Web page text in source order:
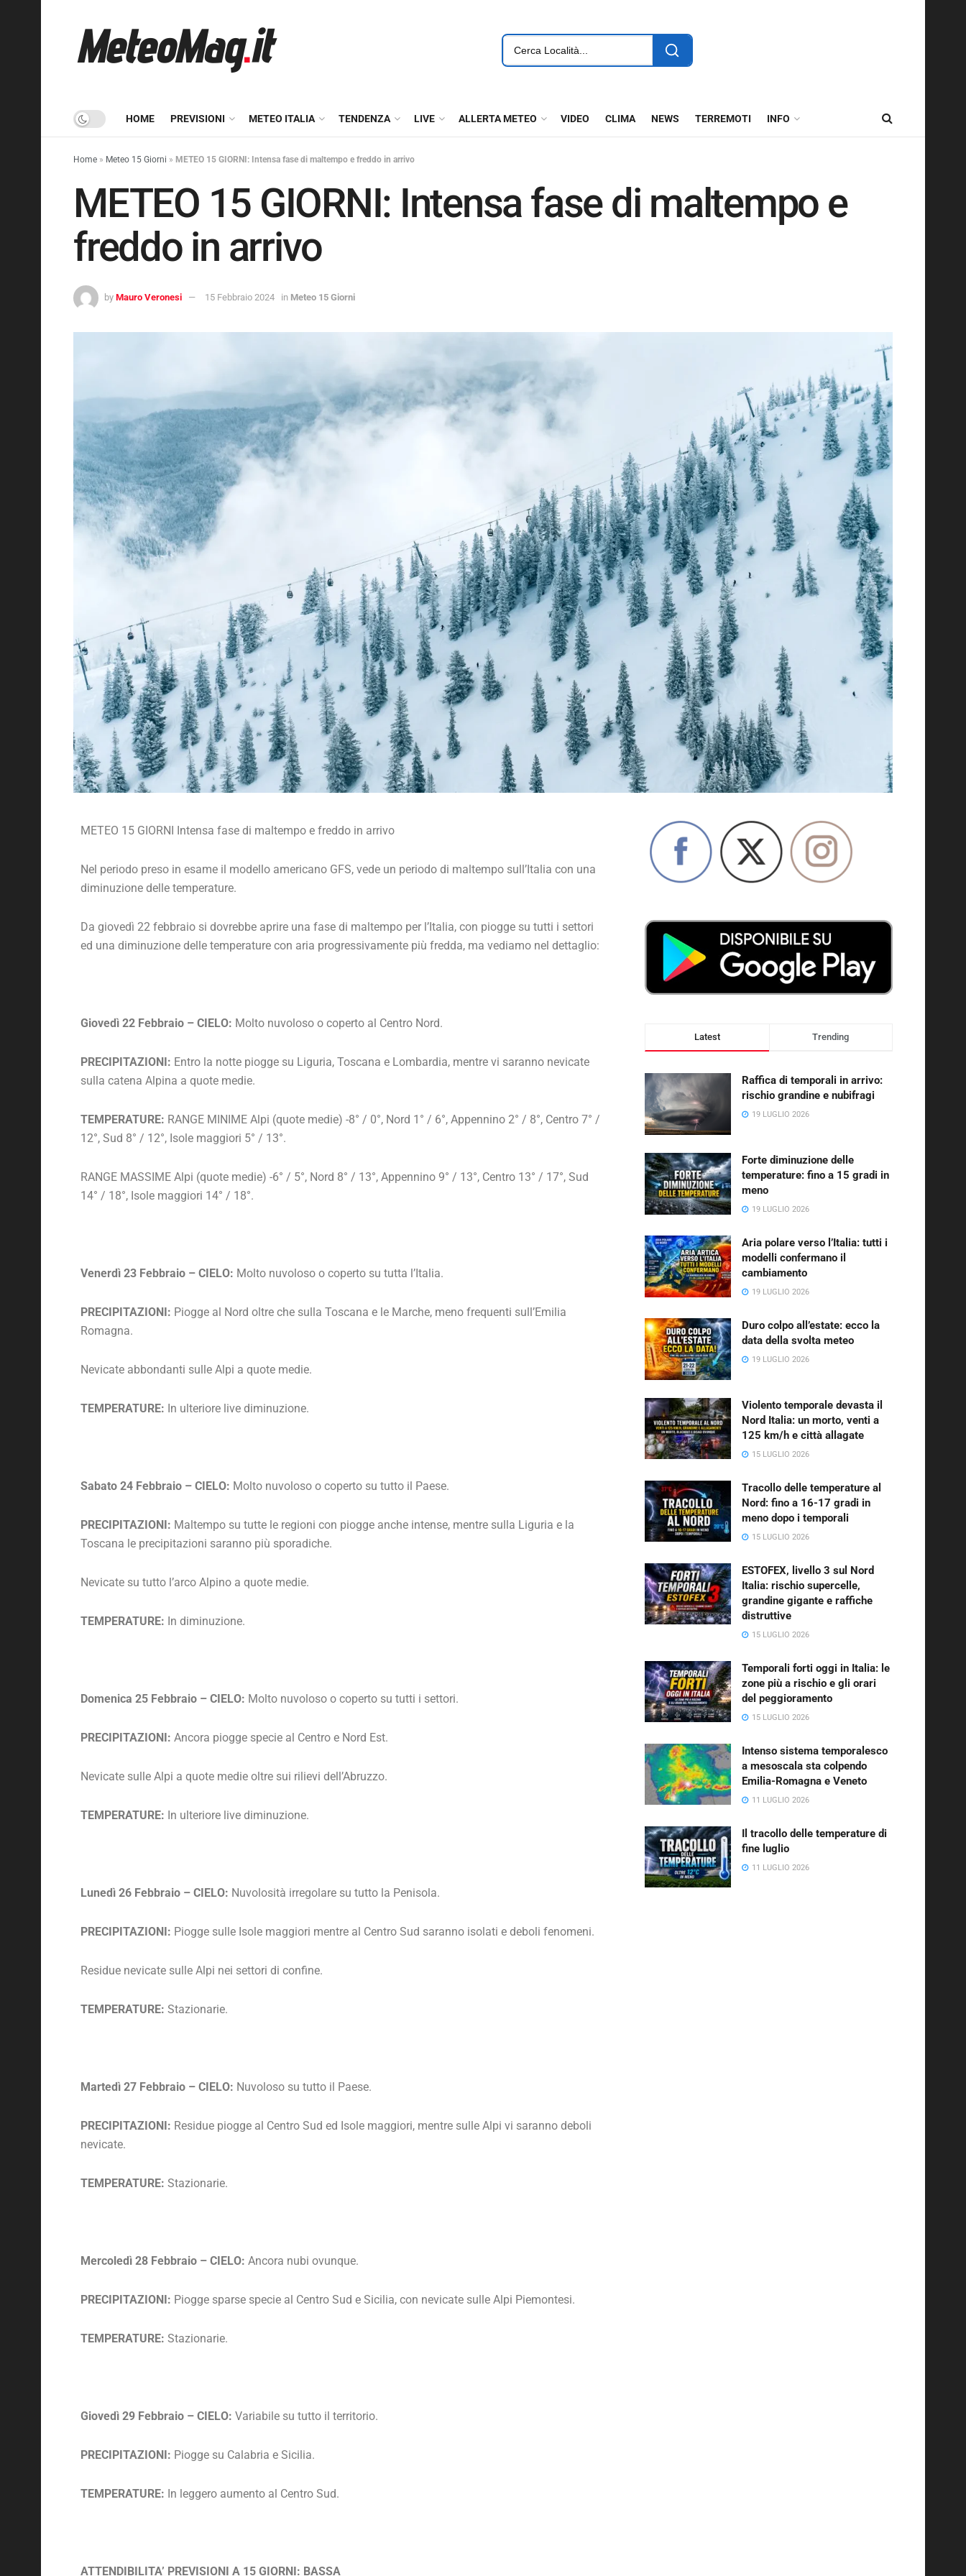
HOME PREVISIONI METEO ITALIA TENDENZA LIVE ALLERTA METEO VIDEO CLIMA NEWS TERREMOTI INFO
Home » Meteo 15 Giorni » METEO 15 GIORNI: Intensa fase di maltempo e freddo in arrivo
METEO 15 GIORNI: Intensa fase di maltempo e
freddo in arrivo
by Mauro Veronesi 15 Febbraio 2024 in Meteo 15 Giorni
METEO 15 GIORNI Intensa fase di maltempo e freddo in arrivo
Nel periodo preso in esame il modello americano GFS, vede un periodo di maltempo sull’Italia con una
diminuzione delle temperature.
Da giovedì 22 febbraio si dovrebbe aprire una fase di maltempo per l’Italia, con piogge su tutti i settori
ed una diminuzione delle temperature con aria progressivamente più fredda, ma vediamo nel dettaglio:
Giovedì 22 Febbraio – CIELO: Molto nuvoloso o coperto al Centro Nord.
PRECIPITAZIONI: Entro la notte piogge su Liguria, Toscana e Lombardia, mentre vi saranno nevicate
sulla catena Alpina a quote medie.
TEMPERATURE: RANGE MINIME Alpi (quote medie) -8° / 0°, Nord 1° / 6°, Appennino 2° / 8°, Centro 7° /
12°, Sud 8° / 12°, Isole maggiori 5° / 13°.
RANGE MASSIME Alpi (quote medie) -6° / 5°, Nord 8° / 13°, Appennino 9° / 13°, Centro 13° / 17°, Sud
14° / 18°, Isole maggiori 14° / 18°.
Venerdì 23 Febbraio – CIELO: Molto nuvoloso o coperto su tutta l’Italia.
PRECIPITAZIONI: Piogge al Nord oltre che sulla Toscana e le Marche, meno frequenti sull’Emilia
Romagna.
Nevicate abbondanti sulle Alpi a quote medie.
TEMPERATURE: In ulteriore live diminuzione.
Sabato 24 Febbraio – CIELO: Molto nuvoloso o coperto su tutto il Paese.
PRECIPITAZIONI: Maltempo su tutte le regioni con piogge anche intense, mentre sulla Liguria e la
Toscana le precipitazioni saranno più sporadiche.
Nevicate su tutto l’arco Alpino a quote medie.
TEMPERATURE: In diminuzione.
Domenica 25 Febbraio – CIELO: Molto nuvoloso o coperto su tutti i settori.
PRECIPITAZIONI: Ancora piogge specie al Centro e Nord Est.
Nevicate sulle Alpi a quote medie oltre sui rilievi dell’Abruzzo.
TEMPERATURE: In ulteriore live diminuzione.
Lunedì 26 Febbraio – CIELO: Nuvolosità irregolare su tutto la Penisola.
PRECIPITAZIONI: Piogge sulle Isole maggiori mentre al Centro Sud saranno isolati e deboli fenomeni.
Residue nevicate sulle Alpi nei settori di confine.
TEMPERATURE: Stazionarie.
Martedì 27 Febbraio – CIELO: Nuvoloso su tutto il Paese.
PRECIPITAZIONI: Residue piogge al Centro Sud ed Isole maggiori, mentre sulle Alpi vi saranno deboli
nevicate.
TEMPERATURE: Stazionarie.
Mercoledì 28 Febbraio – CIELO: Ancora nubi ovunque.
PRECIPITAZIONI: Piogge sparse specie al Centro Sud e Sicilia, con nevicate sulle Alpi Piemontesi.
TEMPERATURE: Stazionarie.
Giovedì 29 Febbraio – CIELO: Variabile su tutto il territorio.
PRECIPITAZIONI: Piogge su Calabria e Sicilia.
TEMPERATURE: In leggero aumento al Centro Sud.
ATTENDIBILITA’ PREVISIONI A 15 GIORNI: BASSA
Latest Trending
Raffica di temporali in arrivo:
rischio grandine e nubifragi
19 LUGLIO 2026
Forte diminuzione delle
temperature: fino a 15 gradi in
meno
19 LUGLIO 2026
Aria polare verso l’Italia: tutti i
modelli confermano il
cambiamento
19 LUGLIO 2026
Duro colpo all’estate: ecco la
data della svolta meteo
19 LUGLIO 2026
Violento temporale devasta il
Nord Italia: un morto, venti a
125 km/h e città allagate
15 LUGLIO 2026
Tracollo delle temperature al
Nord: fino a 16-17 gradi in
meno dopo i temporali
15 LUGLIO 2026
ESTOFEX, livello 3 sul Nord
Italia: rischio supercelle,
grandine gigante e raffiche
distruttive
15 LUGLIO 2026
Temporali forti oggi in Italia: le
zone più a rischio e gli orari
del peggioramento
15 LUGLIO 2026
Intenso sistema temporalesco
a mesoscala sta colpendo
Emilia-Romagna e Veneto
11 LUGLIO 2026
Il tracollo delle temperature di
fine luglio
11 LUGLIO 2026